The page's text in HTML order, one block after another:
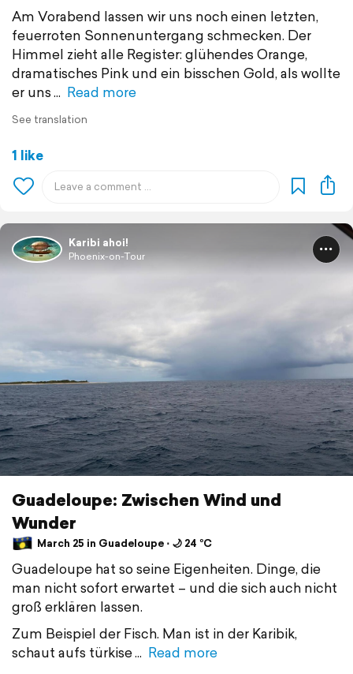
Am Vorabend lassen wir uns noch einen letzten,
feuerroten Sonnenuntergang schmecken. Der
Himmel zieht alle Register: glühendes Orange,
dramatisches Pink und ein bisschen Gold, als wollte
er uns
Read more
See translation
1 like
Karibi ahoi!
Phoenix-on-Tour
Guadeloupe: Zwischen Wind und
Wunder
March 25 in Guadeloupe ⋅ 🌙 24 °C
Guadeloupe hat so seine Eigenheiten. Dinge, die
man nicht sofort erwartet – und die sich auch nicht
groß erklären lassen.
Zum Beispiel der Fisch. Man ist in der Karibik,
schaut aufs türkise
Read more